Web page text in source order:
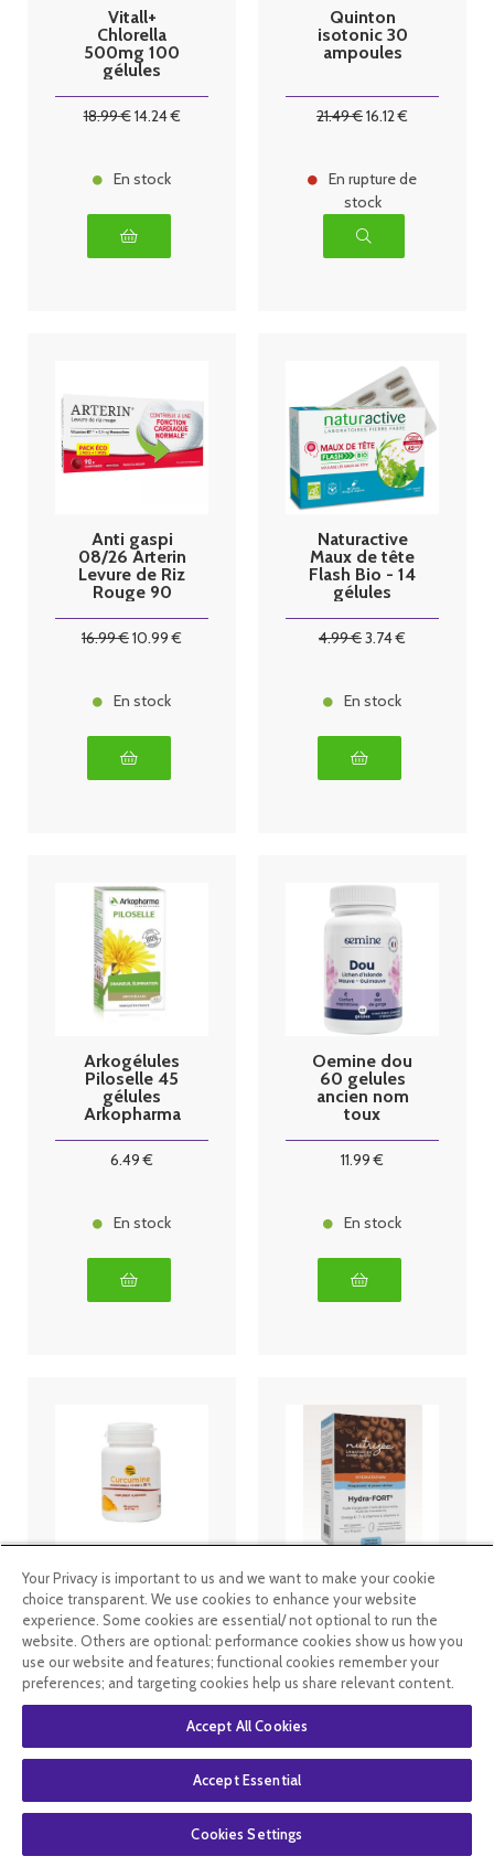
Vitall+
Chlorella
500mg 100
gélules
18.99€14.24€
En stock
Quinton
isotonic 30
ampoules
21.49€16.12€
En rupture de
stock
Anti gaspi
08/26 Arterin
Levure de Riz
Rouge 90
Comprimés
16.99€10.99 €
En stock
Naturactive
Maux de tête
Flash Bio - 14
gélules
4.99€3.74€
En stock
Arkogélules
Piloselle 45
gélules
Arkopharma
6.49 €
En stock
Oemine dou
60 gelules
ancien nom
toux
11.99 €
En stock
Curcumine 60
comprimés
26.50 € 19.87€
En stock
Nutrigée
Hydra-fort -
60 capsules
26.99€
En stock
Your Privacy is important to us and we want to make your cookie
choice transparent. We use cookies to enhance your website
experience. Some cookies are essential/ not optional to run the
website. Others are optional: performance cookies show us how you
use our website and features; functional cookies remember your
preferences; and targeting cookies help us share relevant content.
Accept All Cookies
Accept Essential
Cookies Settings